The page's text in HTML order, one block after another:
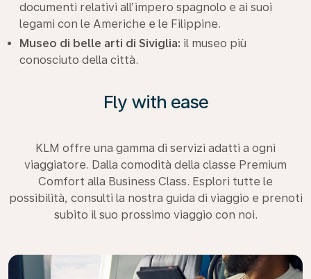
documenti relativi all’impero spagnolo e ai suoi
legami con le Americhe e le Filippine.
Museo di belle arti di Siviglia: il museo più
conosciuto della città.
Fly with ease
KLM offre una gamma di servizi adatti a ogni
viaggiatore. Dalla comodità della classe Premium
Comfort alla Business Class. Esplori tutte le
possibilità, consulti la nostra guida di viaggio e prenoti
subito il suo prossimo viaggio con noi.